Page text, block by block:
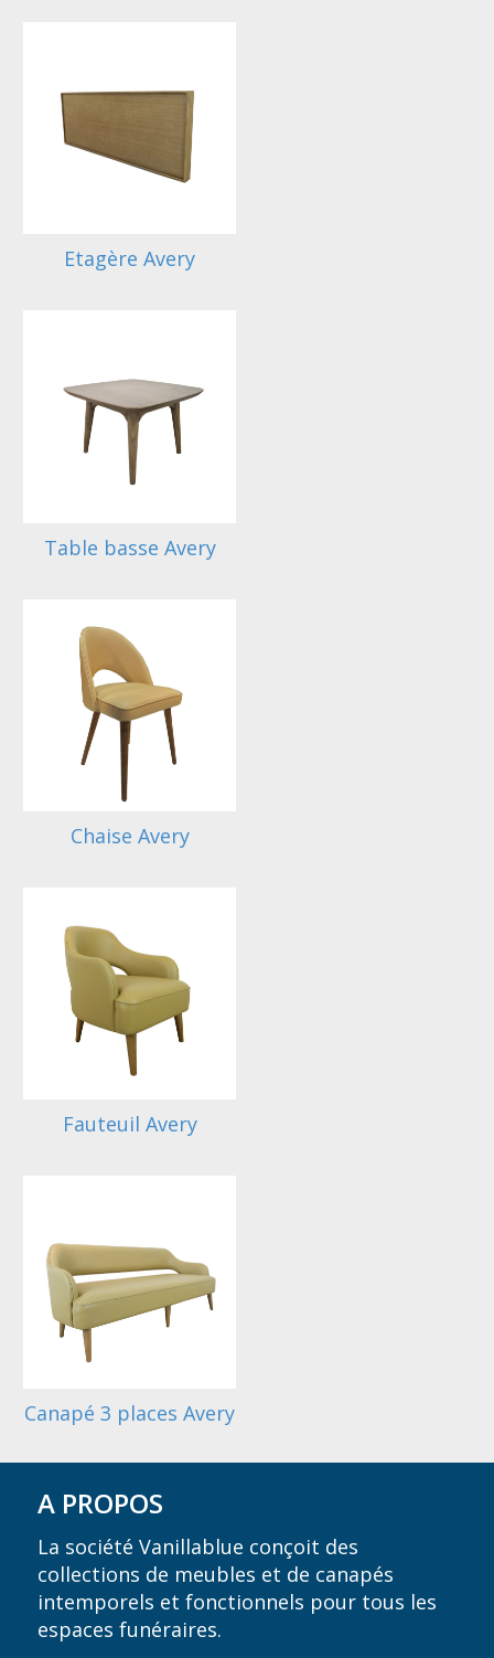
Etagère Avery
Table basse Avery
Chaise Avery
Fauteuil Avery
Canapé 3 places Avery
A PROPOS
La société Vanillablue conçoit des
collections de meubles et de canapés
intemporels et fonctionnels pour tous les
espaces funéraires.